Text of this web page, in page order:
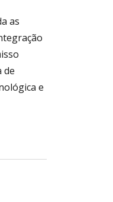
as
de
e